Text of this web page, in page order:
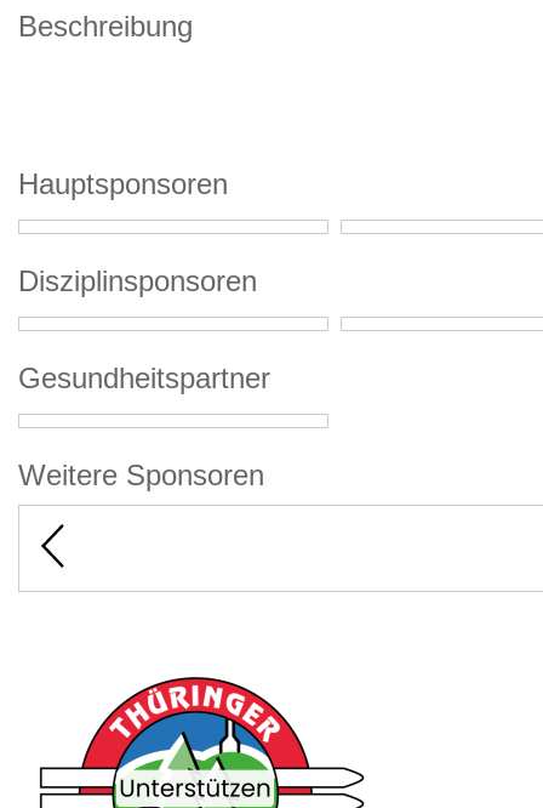
Beschreibung
Hauptsponsoren
Disziplinsponsoren
Gesundheitspartner
Weitere Sponsoren